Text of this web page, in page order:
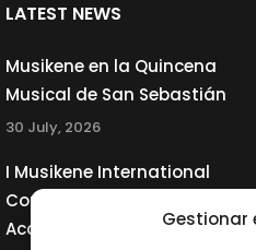
Gestionar
LATEST NEWS
Musikene en la Quincena
Musical de San Sebastián
30 July, 2026
I Musikene International
Competition for Young
Accordionists